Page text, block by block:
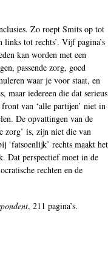
Zo roept Smits op tot
links tot rechts’. Vijf pagina’s
kan worden met een
passende zorg, goed
waar je voor staat, en
maar iedereen die dat serieus
van ‘alle partijen’ niet in
De opvattingen van de
zorg’ is, zijn niet die van
‘fatsoenlijk’ rechts maakt het
Dat perspectief moet in de
rechten en de
, 211 pagina’s.